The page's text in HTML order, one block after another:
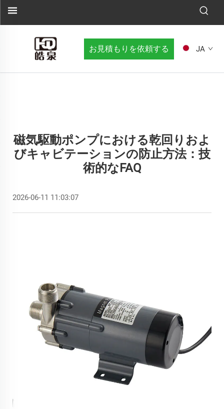
お見積もりを依頼する JA
磁気駆動ポンプにおける乾回りおよ
びキャビテーションの防止方法：技
術的なFAQ
2026-06-11 11:03:07